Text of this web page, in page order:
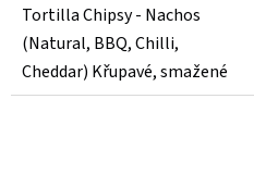
5
hvězdiček.
Tortilla Chipsy - Nachos
(Natural, BBQ, Chilli,
Cheddar) Křupavé, smažené
kukuřičné lupínky...